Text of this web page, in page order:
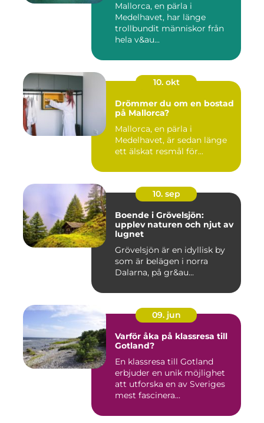
Mallorca, en pärla i
Medelhavet, har länge
trollbundit människor från
hela v&au...
10. okt
Drömmer du om en bostad
på Mallorca?
Mallorca, en pärla i
Medelhavet, är sedan länge
ett älskat resmål för...
10. sep
Boende i Grövelsjön:
upplev naturen och njut av
lugnet
Grövelsjön är en idyllisk by
som är belägen i norra
Dalarna, på gr&au...
09. jun
Varför åka på klassresa till
Gotland?
En klassresa till Gotland
erbjuder en unik möjlighet
att utforska en av Sveriges
mest fascinera...